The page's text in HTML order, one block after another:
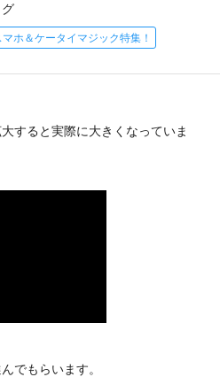
マホ＆ケータイマジック特集！
すると実際に大きくなっていま
でもらいます。